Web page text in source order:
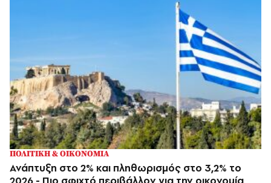
ΠΟΛΙΤΙΚΗ & ΟΙΚΟΝΟΜΙΑ
Ανάπτυξη στο 2% και πληθωρισμός στο 3,2% το